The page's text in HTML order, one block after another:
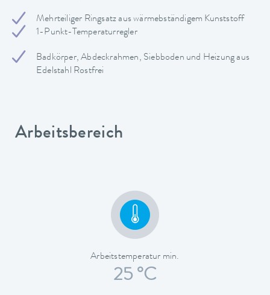
Mehrteiliger Ringsatz aus wärmebständigem Kunststoff
1-Punkt-Temperaturregler
Badkörper, Abdeckrahmen, Siebboden und Heizung aus
Edelstahl Rostfrei
Arbeitsbereich
Arbeitstemperatur min.
25 °C